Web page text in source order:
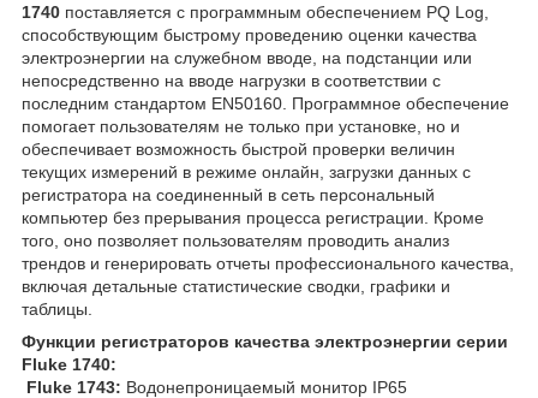
1740 поставляется с программным обеспечением PQ Log,
способствующим быстрому проведению оценки качества
электроэнергии на служебном вводе, на подстанции или
непосредственно на вводе нагрузки в соответствии с
последним стандартом EN50160. Программное обеспечение
помогает пользователям не только при установке, но и
обеспечивает возможность быстрой проверки величин
текущих измерений в режиме онлайн, загрузки данных с
регистратора на соединенный в сеть персональный
компьютер без прерывания процесса регистрации. Кроме
того, оно позволяет пользователям проводить анализ
трендов и генерировать отчеты профессионального качества,
включая детальные статистические сводки, графики и
таблицы.
Функции регистраторов качества электроэнергии серии
Fluke 1740:
Fluke 1743: Водонепроницаемый монитор IP65